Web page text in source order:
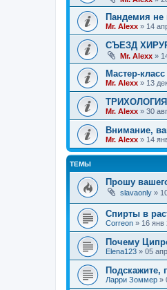
Пандемия не
Mr. Alexx » 14
СЪЕЗД
Mr. Alexx »
Мастер-
Mr. Alexx » 13
Mr. Alexx » 30
Внимание,
Mr. Alexx » 14
ТЕМЫ
Прошу
slavaonly »
Спирты в
Correon » 16 янв
Почему
Elena123 » 05
Подскажите,
Ларри Зоммер »